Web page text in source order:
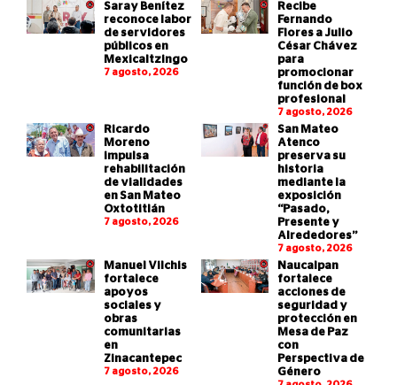
Saray Benítez
reconoce labor
de servidores
públicos en
Mexicaltzingo
7 agosto, 2026
Recibe
Fernando
Flores a Julio
César Chávez
para
promocionar
función de box
profesional
7 agosto, 2026
Ricardo
Moreno
impulsa
rehabilitación
de vialidades
en San Mateo
Oxtotitlán
7 agosto, 2026
San Mateo
Atenco
preserva su
historia
mediante la
exposición
“Pasado,
Presente y
Alrededores”
7 agosto, 2026
Manuel Vilchis
fortalece
apoyos
sociales y
obras
comunitarias
en
Zinacantepec
7 agosto, 2026
Naucalpan
fortalece
acciones de
seguridad y
protección en
Mesa de Paz
con
Perspectiva de
Género